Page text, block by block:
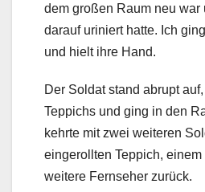
dem großen Raum neu war
darauf uriniert hatte. Ich
und hielt ihre Hand.
Der Soldat stand abrupt
Teppichs und ging in den
kehrte mit zwei weiteren
eingerollten Teppich,
weitere Fernseher zurück.